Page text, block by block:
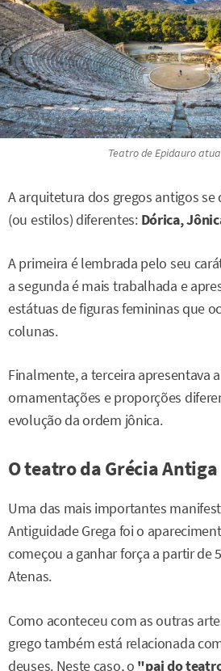
Teatro de Epidauro
A arquitetura dos gregos antigos
(ou estilos) diferentes: Dórica,
A primeira é lembrada pelo seu
a segunda é mais trabalhada e
estátuas de figuras femininas que
colunas.
Finalmente, a terceira apresentava
ornamentações e proporções
evolução da ordem jônica.
O teatro da Grécia Antiga
Uma das mais importantes
Antiguidade Grega foi o
começou a ganhar força a partir de
Atenas.
Como aconteceu com as outras
grego também está relacionada
deuses. Neste caso, o "pai do